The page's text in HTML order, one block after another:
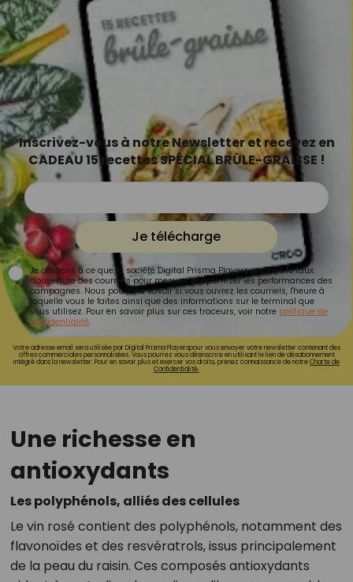
Inscrivez-vous à notre Newsletter et recevez en
CADEAU 15 recettes SPÉCIAL BRÛLE-GRAISSE !
Je télécharge
Je consens à ce que la société Digital Prisma Players analyse le taux
d'ouverture des courriels pour mesurer et optimiser les performances des
campagnes. Nous pourrons savoir si vous ouvrez les courriels, l'heure à
laquelle vous le faites ainsi que des informations sur le terminal que
vous utilisez. Pour en savoir plus sur ces traceurs, voir notre politique de
confidentialité.
Votre adresse email sera utilisée par Digital Prisma Playerspour vous envoyer votre newsletter contenant des
offres commerciales personnalisées. Vous pourrez vous désinscrire en utilisant le lien de désabonnement
intégré dans la newsletter. Pour en savoir plus et exercer vos droits, prenez connaissance de notreCharte de
Confidentialité.
Une richesse en
antioxydants
Les polyphénols, alliés des cellules
Le vin rosé contient des polyphénols, notamment des
flavonoïdes et des resvératrols, issus principalement
de la peau du raisin. Ces composés antioxydants